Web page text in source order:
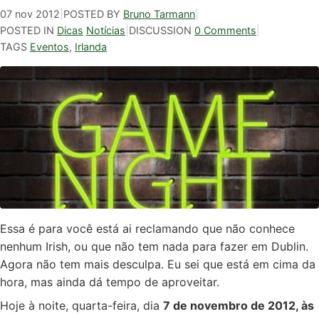
07 nov 2012 POSTED BY Bruno Tarmann
POSTED IN Dicas Notícias DISCUSSION 0 Comments
TAGS Eventos, Irlanda
Essa é para você está ai reclamando que não conhece
nenhum Irish, ou que não tem nada para fazer em Dublin.
Agora não tem mais desculpa. Eu sei que está em cima da
hora, mas ainda dá tempo de aproveitar.
Hoje à noite, quarta-feira, dia 7 de novembro de 2012, às